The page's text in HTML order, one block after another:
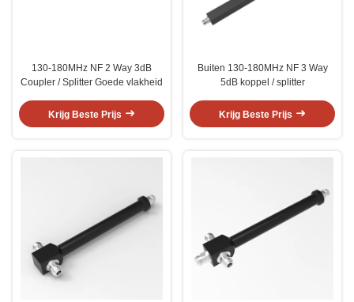
130-180MHz NF 2 Way 3dB
Coupler / Splitter Goede vlakheid
Krijg Beste Prijs
Buiten 130-180MHz NF 3 Way
5dB koppel / splitter
Krijg Beste Prijs